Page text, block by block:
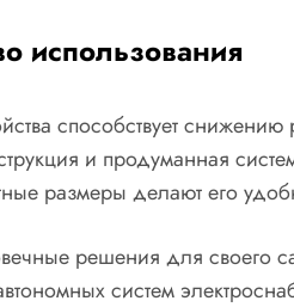
использования
способствует
и продуманная
размеры делают его
решения для своего
систем